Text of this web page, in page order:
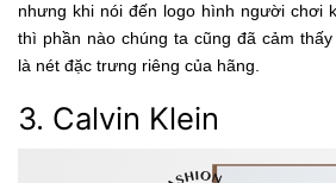
nhưng khi nói đến logo hình người chơi
thì phần nào chúng ta cũng đã cảm
là nét đặc trưng riêng của hãng.
3. Calvin Klein